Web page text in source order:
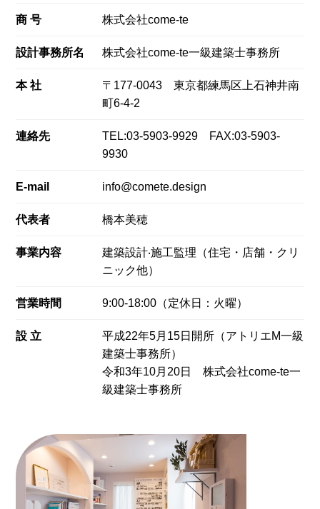
商 号 株式会社come-te
設計事務所名 株式会社come-te一級建築士事務所
本 社
〒177-0043 東京都練⾺区上⽯神井南
町6-4-2
連絡先
TEL:03-5903-9929 FAX:03-5903-
9930
E-mail info@comete.design
代表者 橋本美穂
事業内容
建築設計‧施⼯監理（住宅・店舗・クリ
ニック他）
営業時間 9:00-18:00（定休日：火曜）
設 ⽴
平成22年5⽉15⽇開所（アトリエM一級
建築士事務所）
令和3年10月20日 株式会社come-te一
級建築士事務所